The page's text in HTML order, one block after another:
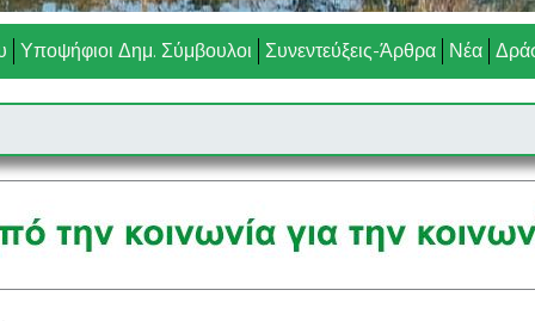
Υποψήφιοι Δημ. Σύμβουλοι Συνεντεύξεις-Άρθρα Νέα